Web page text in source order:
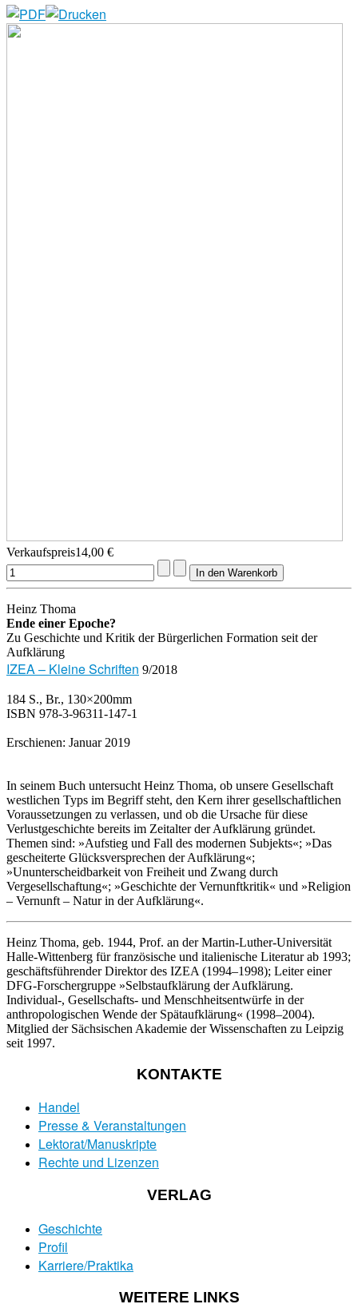
Verkaufspreis14,00 €
Heinz Thoma
Ende einer Epoche?
Zu Geschichte und Kritik der Bürgerlichen Formation seit der
Aufklärung
IZEA – Kleine Schriften 9/2018
184 S., Br., 130×200mm
ISBN 978-3-96311-147-1
Erschienen: Januar 2019
In seinem Buch untersucht Heinz Thoma, ob unsere Gesellschaft
westlichen Typs im Begriff steht, den Kern ihrer gesellschaftlichen
Voraussetzungen zu verlassen, und ob die Ursache für diese
Verlustgeschichte bereits im Zeitalter der Aufklärung gründet.
Themen sind: »Aufstieg und Fall des modernen Subjekts«; »Das
gescheiterte Glücksversprechen der Aufklärung«;
»Ununterscheidbarkeit von Freiheit und Zwang durch
Vergesellschaftung«; »Geschichte der Vernunftkritik« und »Religion
– Vernunft – Natur in der Aufklärung«.
Heinz Thoma, geb. 1944, Prof. an der Martin-Luther-Universität
Halle-Wittenberg für französische und italienische Literatur ab 1993;
geschäftsführender Direktor des IZEA (1994–1998); Leiter einer
DFG-Forschergruppe »Selbstaufklärung der Aufklärung.
Individual-, Gesellschafts- und Menschheitsentwürfe in der
anthropologischen Wende der Spätaufklärung« (1998–2004).
Mitglied der Sächsischen Akademie der Wissenschaften zu Leipzig
seit 1997.
KONTAKTE
Handel
Presse & Veranstaltungen
Lektorat/Manuskripte
Rechte und Lizenzen
VERLAG
Geschichte
Profil
Karriere/Praktika
WEITERE LINKS